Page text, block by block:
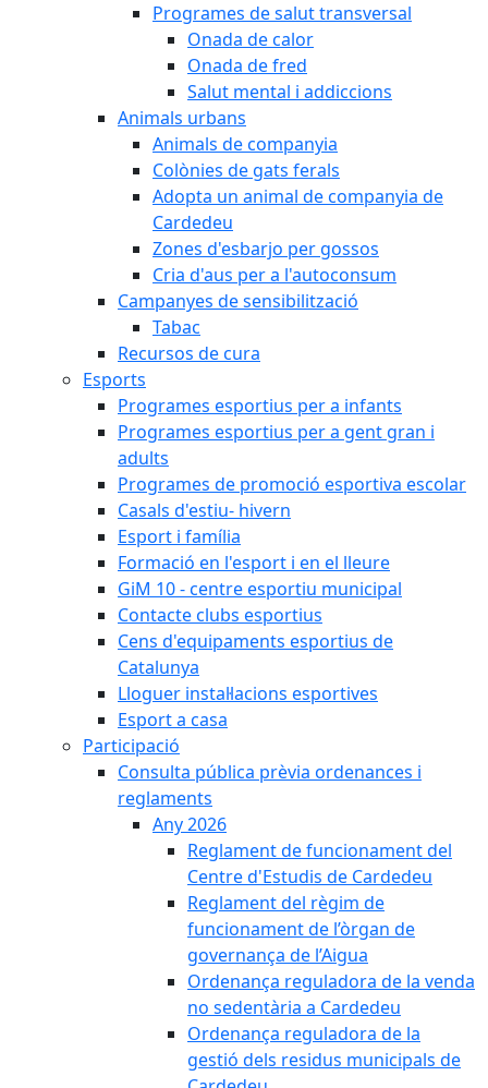
Programes de salut transversal
Onada de calor
Onada de fred
Salut mental i addiccions
Animals urbans
Animals de companyia
Colònies de gats ferals
Adopta un animal de companyia de
Cardedeu
Zones d'esbarjo per gossos
Cria d'aus per a l'autoconsum
Campanyes de sensibilització
Tabac
Recursos de cura
Esports
Programes esportius per a infants
Programes esportius per a gent gran i
adults
Programes de promoció esportiva escolar
Casals d'estiu- hivern
Esport i família
Formació en l'esport i en el lleure
GiM 10 - centre esportiu municipal
Contacte clubs esportius
Cens d'equipaments esportius de
Catalunya
Lloguer instal·lacions esportives
Esport a casa
Participació
Consulta pública prèvia ordenances i
reglaments
Any 2026
Reglament de funcionament del
Centre d'Estudis de Cardedeu
Reglament del règim de
funcionament de l’òrgan de
governança de l’Aigua
Ordenança reguladora de la venda
no sedentària a Cardedeu
Ordenança reguladora de la
gestió dels residus municipals de